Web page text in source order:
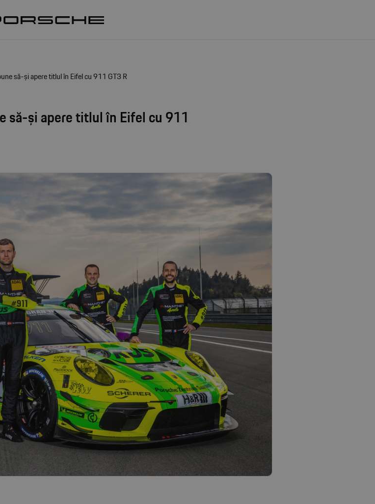
să-și apere titlul în Eifel cu 911 GT3 R
să-și apere titlul în Eifel cu 911